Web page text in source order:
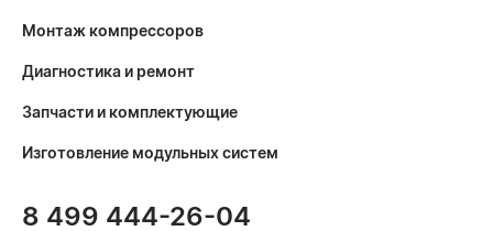
Монтаж компрессоров
Диагностика и ремонт
Запчасти и комплектующие
Изготовление модульных систем
8 499 444-26-04